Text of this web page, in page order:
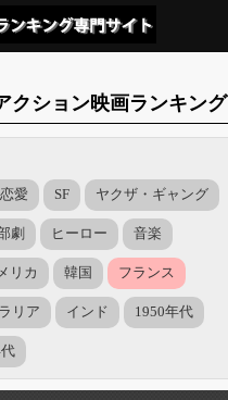
クション映画ランキング
恋愛 SF ヤクザ・ギャング
劇 ヒーロー 音楽
リカ 韓国 フランス
リア インド 1950年代